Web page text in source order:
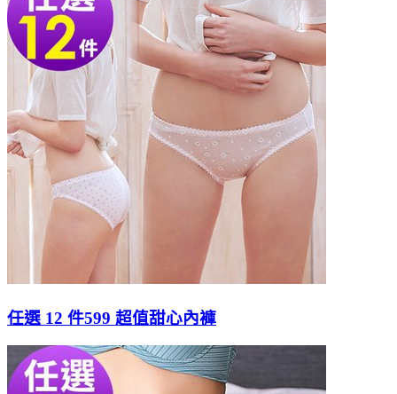
任選 12 件599 超值甜心內褲